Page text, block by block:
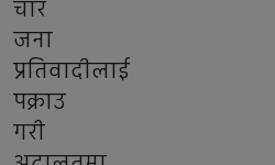
चार
जना
प्रतिवादीलाई
पक्राउ
गरी